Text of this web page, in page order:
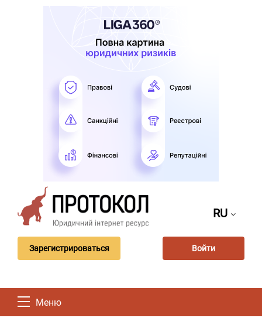
RU
Зарегистрироваться Войти
Меню